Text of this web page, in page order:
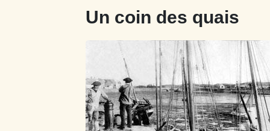
Un coin des quais